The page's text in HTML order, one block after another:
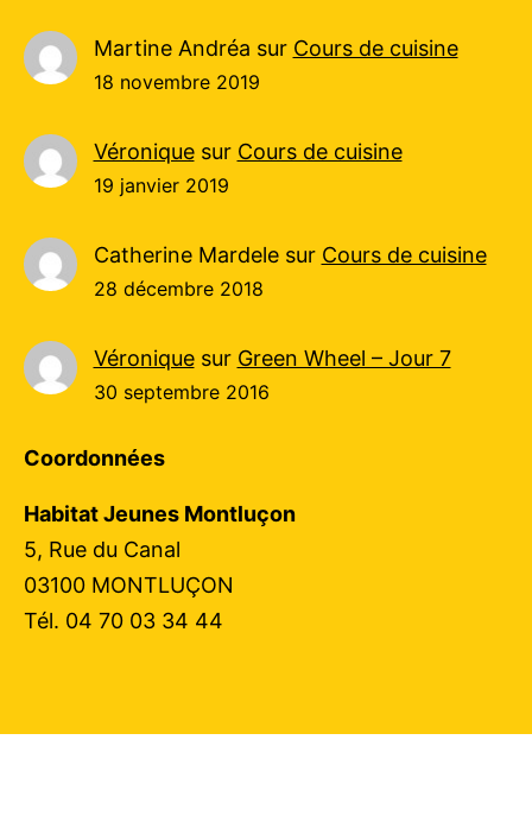
Martine Andréa sur Cours de cuisine
18 novembre 2019
Véroniquesur Cours de cuisine
19 janvier 2019
Catherine Mardelesur Cours de cuisine
28 décembre 2018
Véroniquesur Green Wheel – Jour 7
30 septembre 2016
Coordonnées
Habitat Jeunes Montluçon
5, Rue du Canal
03100 MONTLUÇON
Tél. 04 70 03 34 44